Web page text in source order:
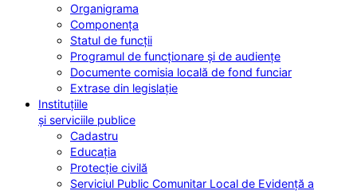
Organigrama
Componența
Statul de funcții
Programul de funcționare și de audiențe
Documente comisia locală de fond funciar
Extrase din legislație
Instituțiile
și serviciile publice
Cadastru
Educația
Protecție civilă
Serviciul Public Comunitar Local de Evidență a